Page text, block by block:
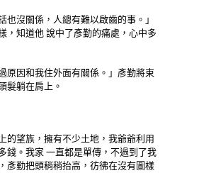
沒關係，人總有難以啟齒的事。」
，知道他 說中了彥勤的痛處，心中多
原因和我住外面有關係。」彥勤將束
髮躺在肩上。
的望族，擁有不少土地，我爺爺利用
錢。我家 一直都是單傳，不過到了我
彥勤把頭稍稍抬高，彷彿在沒有圖樣